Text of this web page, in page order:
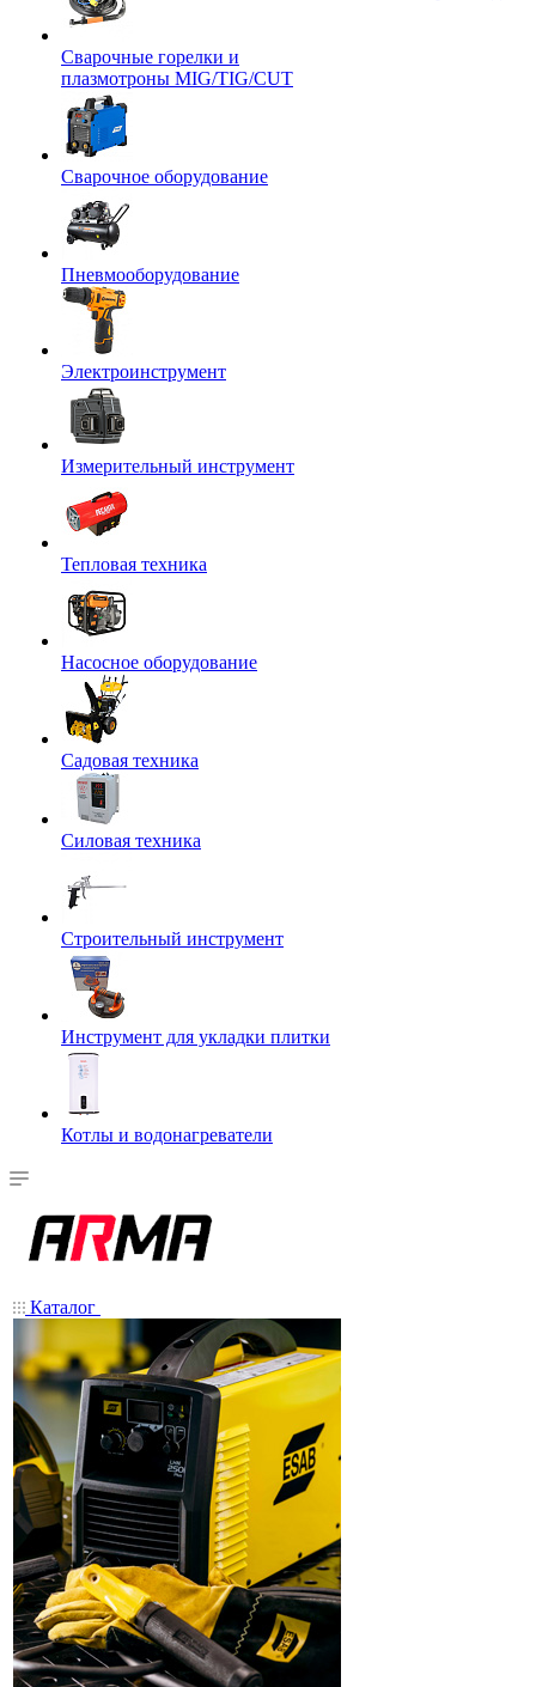
Сварочные горелки и
плазмотроны MIG/TIG/CUT
Сварочное оборудование
Пневмооборудование
Электроинструмент
Измерительный инструмент
Тепловая техника
Насосное оборудование
Садовая техника
Силовая техника
Строительный инструмент
Инструмент для укладки плитки
Котлы и водонагреватели
Каталог